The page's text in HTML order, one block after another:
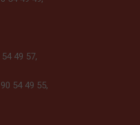
49 57,
54 49 55,